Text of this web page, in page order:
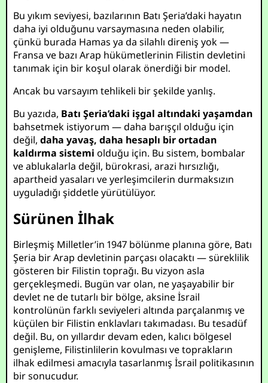
Bu yıkım seviyesi, bazılarının Batı Şeria’daki hayatın
daha iyi olduğunu varsaymasına neden olabilir,
çünkü burada Hamas ya da silahlı direniş yok —
Fransa ve bazı Arap hükümetlerinin Filistin devletini
tanımak için bir koşul olarak önerdiği bir model.
Ancak bu varsayım tehlikeli bir şekilde yanlış.
Bu yazıda, Batı Şeria’daki işgal altındaki yaşamdan
bahsetmek istiyorum — daha barışçıl olduğu için
değil,daha yavaş, daha hesaplı bir ortadan
kaldırma sistemi olduğu için. Bu sistem, bombalar
ve ablukalarla değil, bürokrasi, arazi hırsızlığı,
apartheid yasaları ve yerleşimcilerin durmaksızın
uyguladığı şiddetle yürütülüyor.
Sürünen İlhak
Birleşmiş Milletler’in 1947 bölünme planına göre, Batı
Şeria bir Arap devletinin parçası olacaktı — süreklilik
gösteren bir Filistin toprağı. Bu vizyon asla
gerçekleşmedi. Bugün var olan, ne yaşayabilir bir
devlet ne de tutarlı bir bölge, aksine İsrail
kontrolünün farklı seviyeleri altında parçalanmış ve
küçülen bir Filistin enklavları takımadası. Bu tesadüf
değil. Bu, on yıllardır devam eden, kalıcı bölgesel
genişleme, Filistinlilerin kovulması ve toprakların
ilhak edilmesi amacıyla tasarlanmış İsrail politikasının
bir sonucudur.